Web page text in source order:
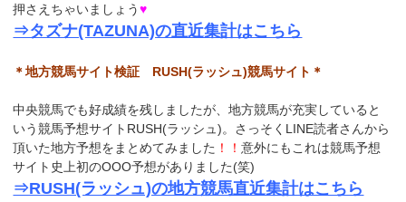
押さえちゃいましょう♥
⇒タズナ(TAZUNA)の直近集計はこちら
＊地方競馬サイト検証 RUSH(ラッシュ)競馬サイト＊
中央競馬でも好成績を残しましたが、地方競馬が充実していると
いう競馬予想サイトRUSH(ラッシュ)。さっそくLINE読者さんから
頂いた地方予想をまとめてみました ！！意外にもこれは競馬予想
サイト史上初のOOO予想がありました(笑)
⇒RUSH(ラッシュ)の地方競馬直近集計はこちら